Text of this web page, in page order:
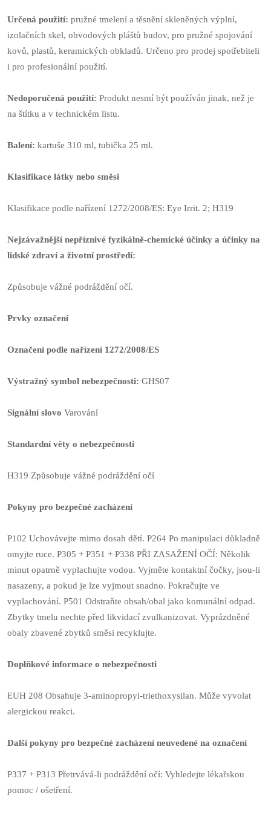
Určená použití: pružné tmelení a těsnění skleněných výplní,
izolačních skel, obvodových pláštů budov, pro pružné spojování
kovů, plastů, keramických obkladů. Určeno pro prodej spotřebiteli
i pro profesionální použití.
Nedoporučená použití: Produkt nesmí být používán jinak, než je
na štítku a v technickém listu.
Balení: kartuše 310 ml, tubička 25 ml.
Klasifikace látky nebo směsi
Klasifikace podle nařízení 1272/2008/ES: Eye Irrit. 2; H319
Nejzávažnější nepříznivé fyzikálně-chemické účinky a účinky na
lidské zdraví a životní prostředí:
Způsobuje vážné podráždění očí.
Prvky označení
Označení podle nařízení 1272/2008/ES
Výstražný symbol nebezpečnosti: GHS07
Signální slovo Varování
Standardní věty o nebezpečnosti
H319 Způsobuje vážné podráždění očí
Pokyny pro bezpečné zacházení
P102 Uchovávejte mimo dosah dětí. P264 Po manipulaci důkladně
omyjte ruce. P305 + P351 + P338 PŘI ZASAŽENÍ OČÍ: Několik
minut opatrně vyplachujte vodou. Vyjměte kontaktní čočky, jsou-li
nasazeny, a pokud je lze vyjmout snadno. Pokračujte ve
vyplachování. P501 Odstraňte obsah/obal jako komunální odpad.
Zbytky tmelu nechte před likvidací zvulkanizovat. Vyprázdněné
obaly zbavené zbytků směsi recyklujte.
Doplňkové informace o nebezpečnosti
EUH 208 Obsahuje 3-aminopropyl-triethoxysilan. Může vyvolat
alergickou reakci.
Další pokyny pro bezpečné zacházení neuvedené na označení
P337 + P313 Přetrvává-li podráždění očí: Vyhledejte lékařskou
pomoc / ošetření.